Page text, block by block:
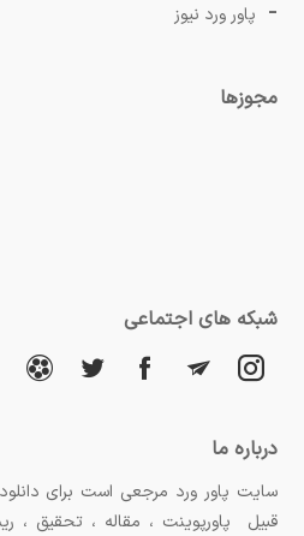
پاور ورد نیوز
مجوزها
شبکه های اجتماعی
درباره ما
سایت پاور ورد مرجعی است برای
قبیل پاورپوینت ، مقاله ، تحقیق ،